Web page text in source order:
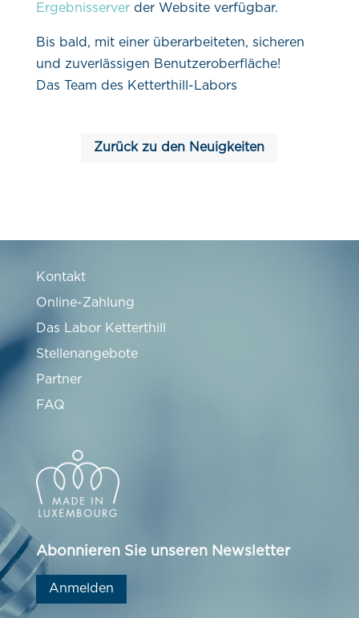
Ergebnisserverder Website verfügbar.
Bis bald, mit einer überarbeiteten, sicheren
und zuverlässigen Benutzeroberfläche!
Das Team des Ketterthill-Labors
Zurück zu den Neuigkeiten
Kontakt
Online-Zahlung
Das Labor Ketterthill
Stellenangebote
Partner
FAQ
Abonnieren Sie unseren Newsletter
Anmelden